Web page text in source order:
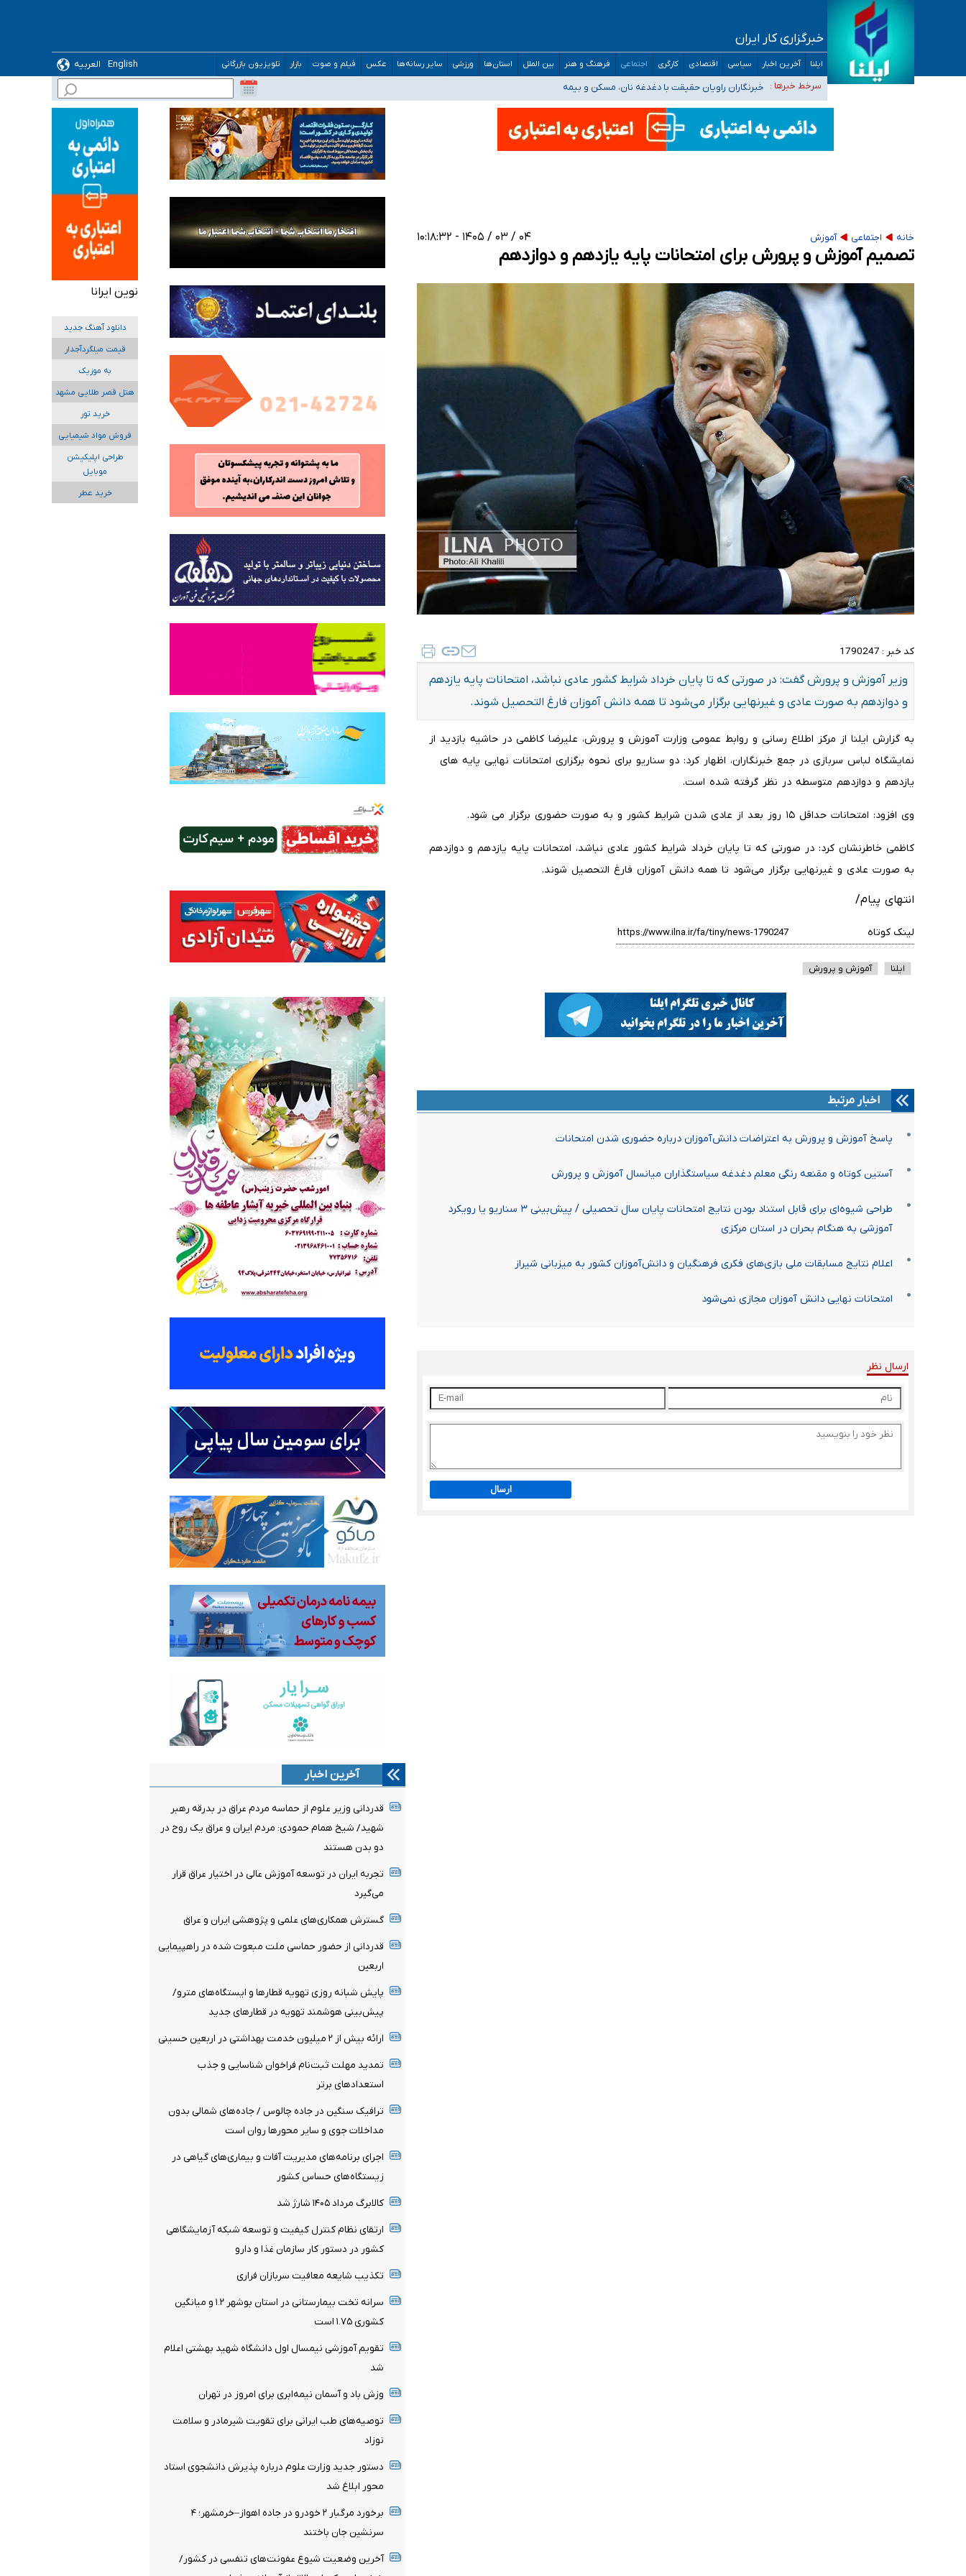
خبرگزاری کار ایران
ایلنا آخرین اخبار سیاسی اقتصادی کارگری اجتماعی فرهنگ و هنر بین الملل استان‌ها ورزشی سایر رسانه‌ها عکس فیلم و صوت بازار تلویزیون بازرگانی English
العربیه
سرخط خبرها :
تعویق آزمون ورودی دکترای تخصصی فرماندهی صحنه عملیات و دکترای تخصصی جغرافیای نظامی دافوس آجا
خبرنگاران راویان حقیقت با دغدغه نان، مسکن و بیمه
آخرین وضعیت شیوع عفونت‌های تنفسی در کشور/ خوزستان و کرمان بالاتر از آستانه هشدار
هیچ پرستاری بازداشت یا اخراج نشده است/ از رئیس جمهور خواستیم ورود کند
ثبت‌نام بخش عمده دانش‌آموزان مدارس ایرانی امارات در کشور/ درباره محصلان باقی‌مانده در دبی متناسب با شرایط جدید تصمیم‌گیری می‌شود
خانه اجتماعی آموزش ۰۴ / ۰۳ / ۱۴۰۵ - ۱۰:۱۸:۳۲
تصمیم آموزش و پرورش برای امتحانات پایه یازدهم و دوازدهم
کد خبر : 1790247
وزیر آموزش و پرورش گفت: در صورتی که تا پایان خرداد شرایط کشور عادی نباشد، امتحانات پایه یازدهم
و دوازدهم به صورت عادی و غیرنهایی برگزار می‌شود تا همه دانش آموزان فارغ التحصیل شوند.
به گزارش ایلنا از مرکز اطلاع رسانی و روابط عمومی وزارت آموزش و پرورش، علیرضا کاظمی در حاشیه بازدید از
نمایشگاه لباس سربازی در جمع خبرنگاران، اظهار کرد: دو سناریو برای نحوه برگزاری امتحانات نهایی پایه های
یازدهم و دوازدهم متوسطه در نظر گرفته شده است.
وی افزود: امتحانات حداقل ۱۵ روز بعد از عادی شدن شرایط کشور و به صورت حضوری برگزار می شود.
کاظمی خاطرنشان کرد: در صورتی که تا پایان خرداد شرایط کشور عادی نباشد، امتحانات پایه یازدهم و دوازدهم
به صورت عادی و غیرنهایی برگزار می‌شود تا همه دانش آموزان فارغ التحصیل شوند.
انتهای پیام/
لینک کوتاه
ایلنا آموزش و پرورش
اخبار مرتبط
پاسخ آموزش و پرورش به اعتراضات دانش‌آموزان درباره حضوری شدن امتحانات
آستین کوتاه و مقنعه رنگی معلم دغدغه سیاستگذاران میانسال آموزش و پرورش
طراحی شیوه‌ای برای قابل استناد بودن نتایج امتحانات پایان سال تحصیلی / پیش‌بینی ۳ سناریو یا رویکرد
آموزشی به هنگام بحران در استان مرکزی
اعلام نتایج مسابقات ملی بازی‌های فکری فرهنگیان و دانش‌آموزان کشور به میزبانی شیراز
امتحانات نهایی دانش آموزان مجازی نمی‌شود
ارسال نظر
ارسال
آخرین اخبار
قدردانی وزیر علوم از حماسه مردم عراق در بدرقه رهبر
شهید/ شیخ همام حمودی: مردم ایران و عراق یک روح در
دو بدن هستند
تجربه ایران در توسعه آموزش عالی در اختیار عراق قرار
می‌گیرد
گسترش همکاری‌های علمی و پژوهشی ایران و عراق
قدردانی از حضور حماسی ملت مبعوث شده در راهپیمایی
اربعین
پایش شبانه روزی تهویه قطارها و ایستگاه‌های مترو/
پیش‌بینی هوشمند تهویه در قطارهای جدید
ارائه بیش از ۲ میلیون خدمت بهداشتی در اربعین حسینی
تمدید مهلت ثبت‌نام فراخوان شناسایی و جذب
استعدادهای برتر
ترافیک سنگین در جاده چالوس / جاده‌های شمالی بدون
مداخلات جوی و سایر محورها روان است
اجرای برنامه‌های مدیریت آفات و بیماری‌های گیاهی در
زیستگاه‌های حساس کشور
کالابرگ مرداد ۱۴۰۵ شارژ شد
ارتقای نظام کنترل کیفیت و توسعه شبکه آزمایشگاهی
کشور در دستور کار سازمان غذا و دارو
تکذیب شایعه معافیت سربازان فراری
سرانه تخت بیمارستانی در استان بوشهر ۱.۲ و میانگین
کشوری ۱.۷۵ است
تقویم آموزشی نیمسال اول دانشگاه شهید بهشتی اعلام
شد
وزش باد و آسمان نیمه‌ابری برای امروز در تهران
توصیه‌های طب ایرانی برای تقویت شیرمادر و سلامت
نوزاد
دستور جدید وزارت علوم درباره پذیرش دانشجوی استاد
محور ابلاغ شد
برخورد مرگبار ۲ خودرو در جاده اهواز–خرمشهر؛ ۴
سرنشین جان باختند
آخرین وضعیت شیوع عفونت‌های تنفسی در کشور/
نوین ایرانا
دانلود آهنگ جدید
قیمت میلگردآجدار
به موزیک
هتل قصر طلایی مشهد
خرید تور
فروش مواد شیمیایی
طراحی اپلیکیشن
موبایل
خرید عطر